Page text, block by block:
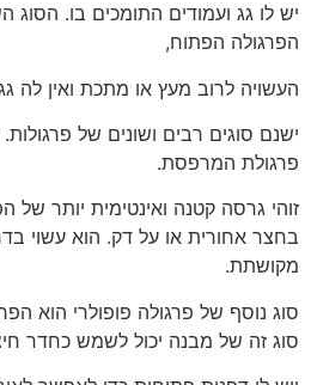
יש לו גג ועמודים התומכים בו. הסוג
הפרגולה הפתוח,
העשויה לרוב מעץ או מתכת ואין לה
ישנם סוגים רבים ושונים של
פרגולת המרפסת.
זוהי גרסה קטנה ואינטימית יותר של
בחצר אחורית או על דק. הוא עשוי
מקושתת.
סוג נוסף של פרגולה פופולרי הוא
סוג זה של מבנה יכול לשמש כחדר